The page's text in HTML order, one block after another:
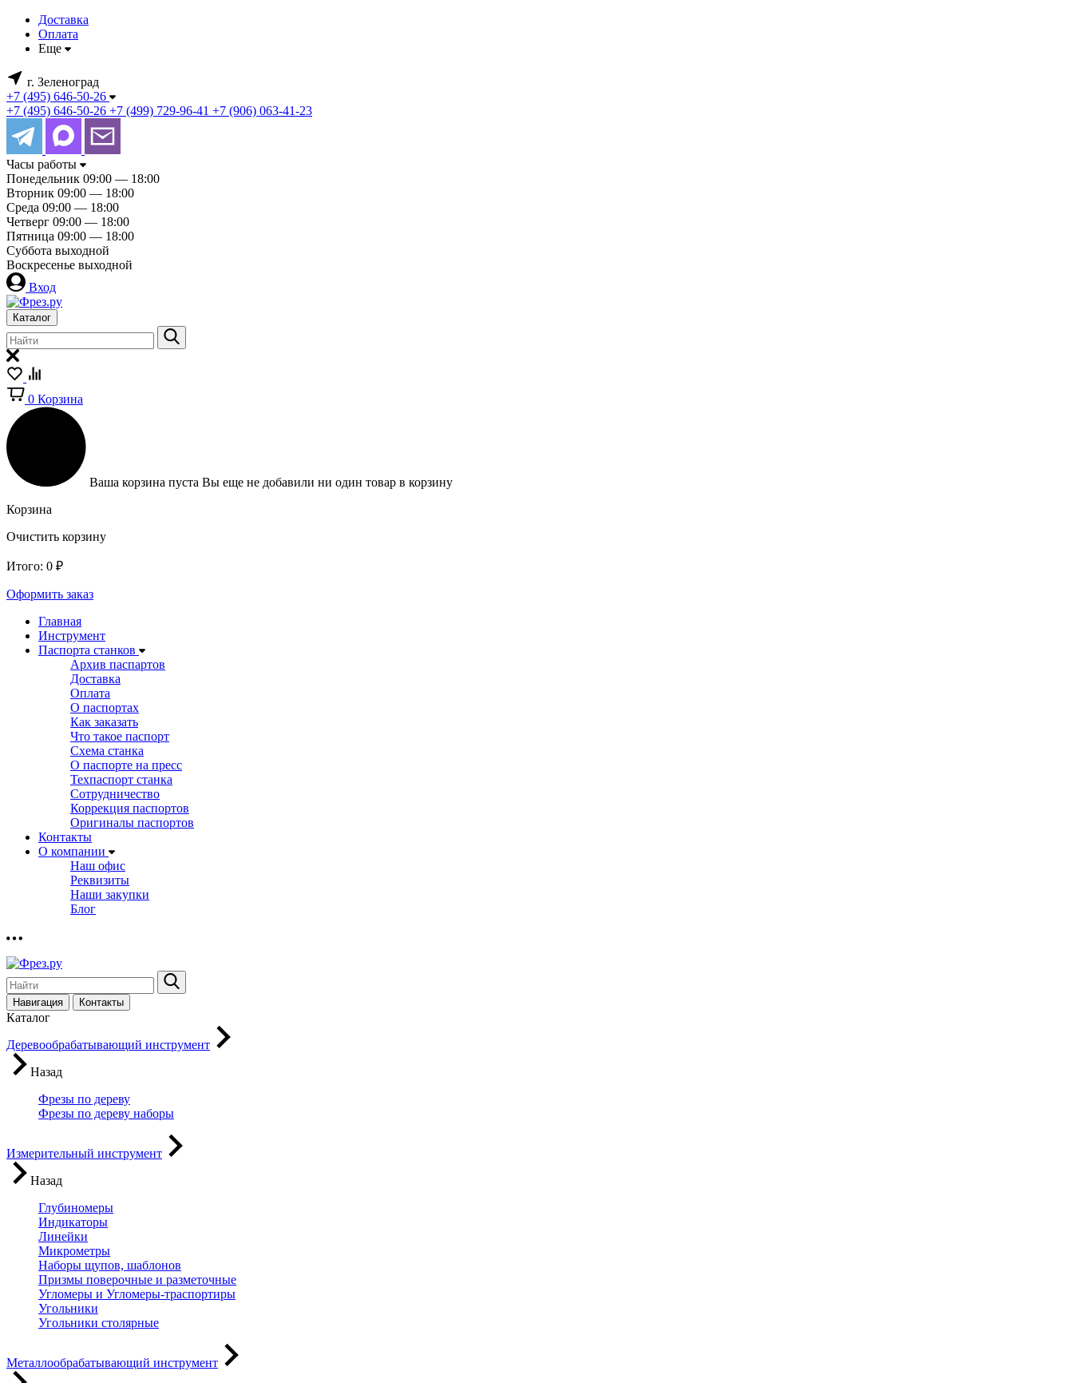
Доставка
Оплата
Еще
г. Зеленоград
+7 (495) 646-50-26
+7 (495) 646-50-26 +7 (499) 729-96-41 +7 (906) 063-41-23
Часы работы
Понедельник 09:00 — 18:00
Вторник 09:00 — 18:00
Среда 09:00 — 18:00
Четверг 09:00 — 18:00
Пятница 09:00 — 18:00
Суббота выходной
Воскресенье выходной
Вход
Каталог
0 Корзина
Ваша корзина пуста Вы еще не добавили ни один товар в корзину
Корзина
Очистить корзину
Итого: 0 ₽
Оформить заказ
Главная
Инструмент
Паспорта станков
Архив паспартов
Доставка
Оплата
О паспортах
Как заказать
Что такое паспорт
Схема станка
О паспорте на пресс
Техпаспорт станка
Сотрудничество
Коррекция паспортов
Оригиналы паспортов
Контакты
О компании
Наш офис
Реквизиты
Наши закупки
Блог
Навигация Контакты
Каталог
Деревообрабатывающий инструмент
Назад
Фрезы по дереву
Фрезы по дереву наборы
Измерительный инструмент
Назад
Глубиномеры
Индикаторы
Линейки
Микрометры
Наборы щупов, шаблонов
Призмы поверочные и разметочные
Угломеры и Угломеры-траспортиры
Угольники
Угольники столярные
Металлообрабатывающий инструмент